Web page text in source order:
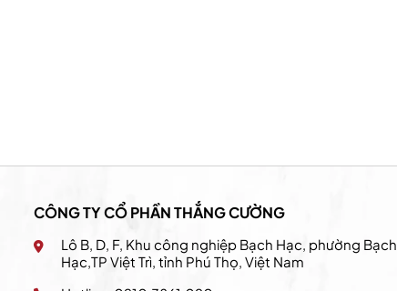
CÔNG TY CỔ PHẦN THẮNG CƯỜNG
Lô B, D, F, Khu công nghiệp Bạch Hạc, phường Bạch
Hạc,TP Việt Trì, tỉnh Phú Thọ, Việt Nam